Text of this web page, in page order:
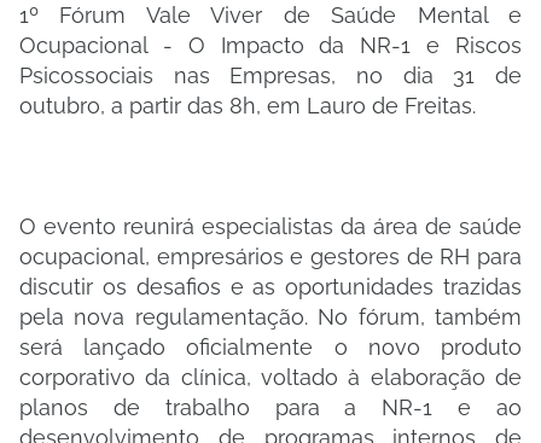
1º Fórum Vale Viver de Saúde Mental e
Ocupacional - O Impacto da NR-1 e Riscos
Psicossociais nas Empresas, no dia 31 de
outubro, a partir das 8h, em Lauro de Freitas.
O evento reunirá especialistas da área de saúde
ocupacional, empresários e gestores de RH para
discutir os desafios e as oportunidades trazidas
pela nova regulamentação. No fórum, também
será lançado oficialmente o novo produto
corporativo da clínica, voltado à elaboração de
planos de trabalho para a NR-1 e ao
desenvolvimento de programas internos de